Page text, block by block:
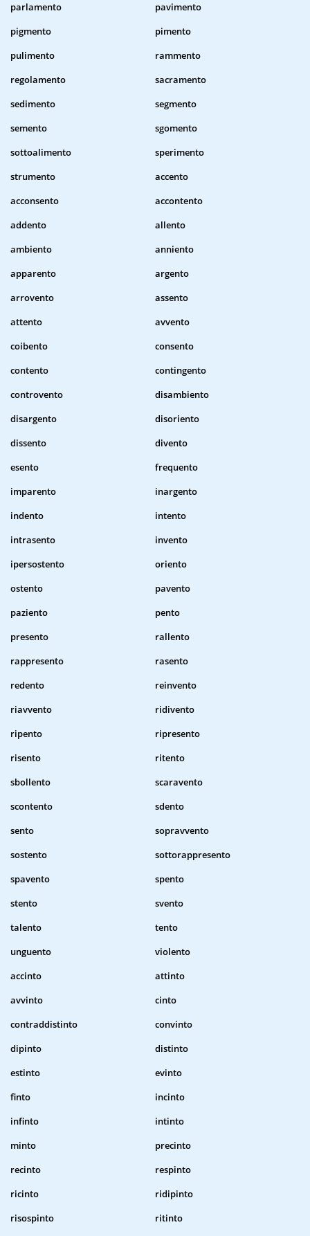
parlamento
pavimento
pigmento
pimento
pulimento
rammento
regolamento
sacramento
sedimento
segmento
semento
sgomento
sottoalimento
sperimento
strumento
accento
acconsento
accontento
addento
allento
ambiento
anniento
apparento
argento
arrovento
assento
attento
avvento
coibento
consento
contento
contingento
controvento
disambiento
disargento
disoriento
dissento
divento
esento
frequento
imparento
inargento
indento
intento
intrasento
invento
ipersostento
oriento
ostento
pavento
paziento
pento
presento
rallento
rappresento
rasento
redento
reinvento
riavvento
ridivento
ripento
ripresento
risento
ritento
sbollento
scaravento
scontento
sdento
sento
sopravvento
sostento
sottorappresento
spavento
spento
stento
svento
talento
tento
unguento
violento
accinto
attinto
avvinto
cinto
contraddistinto
convinto
dipinto
distinto
estinto
evinto
finto
incinto
infinto
intinto
minto
precinto
recinto
respinto
ricinto
ridipinto
risospinto
ritinto